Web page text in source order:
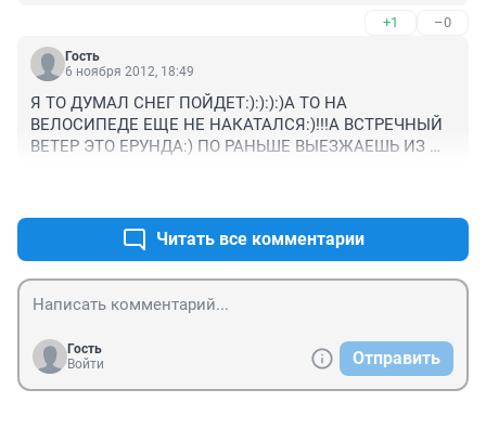
Буду царём -буду наказывать за плохую погоду.
Голосуйте за меня и я буду компенсировать непогоду
деньгами мироедов.
+1 –0
Гость
6 ноября 2012, 18:49
Я ТО ДУМАЛ СНЕГ ПОЙДЕТ:):):):)А ТО НА
ВЕЛОСИПЕДЕ ЕЩЕ НЕ НАКАТАЛСЯ:)!!!А ВСТРЕЧНЫЙ
ВЕТЕР ЭТО ЕРУНДА:) ПО РАНЬШЕ ВЫЕЗЖАЕШЬ ИЗ
Читать все комментарии
Гость
Войти
Отправить